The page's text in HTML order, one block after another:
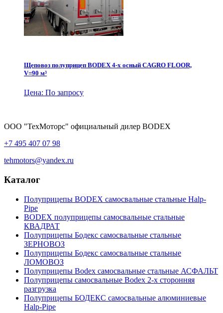
Щеповоз полуприцеп BODEX 4-х осный CAGRO FLOOR,
V=90 м³
Цена: По запросу
ООО "ТехМоторс" официальный дилер BODEX
+7 495 407 07 98
tehmotors@yandex.ru
Каталог
Полуприцепы BODEX самосвальные стальные Нalp-
Pipe
BODEX полуприцепы самосвальные стальные
КВАДРАТ
Полуприцепы Бодекс самосвальные стальные
ЗЕРНОВОЗ
Полуприцепы Бодекс самосвальные стальные
ЛОМОВОЗ
Полуприцепы Bodex самосвальные стальные АСФАЛЬТ
Полуприцепы самосвальные Bodex 2-х сторонняя
разгрузка
Полуприцепы БОДЕКС самосвальные алюминиевые
Нalp-Pipe